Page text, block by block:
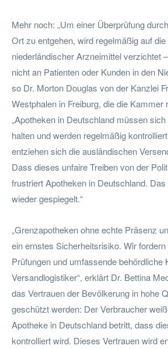
Mehr noch: „Um einer Überprüfung
Ort zu entgehen, wird regelmäßig auf
niederländischer Arzneimittel verzichtet
nicht an Patienten oder Kunden in den
so Dr. Morton Douglas von der Kanzlei
Westphalen in Freiburg, die die Kammer
„Apotheken in Deutschland müssen
halten und werden regelmäßig
entziehen sich die ausländischen
Dass dieses unfaire Treiben von der
frustriert Apotheken in Deutschland.
wieder gespiegelt.“
„Grenzapotheken ohne echte Präsenz
ein ernstes Sicherheitsrisiko. Wir
Prüfungen und umfassende behördliche
Versandlogistiker“, erklärt Dr. Bettina
das Vertrauen der Bevölkerung in hohe
geschützt werden: Der Verbraucher
Apotheke in Deutschland betritt, dass
kontrolliert wird. Dieses Vertrauen wird